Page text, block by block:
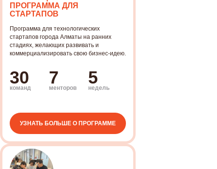
30
команд
7
менторов
5
недель
ПРОГРАММА ДЛЯ
СТАРТАПОВ
Программа для технологических
стартапов города Алматы на ранних
стадиях, желающих развивать и
коммерциализировать свою бизнес-идею.
УЗНАТЬ БОЛЬШЕ О ПРОГРАММЕ